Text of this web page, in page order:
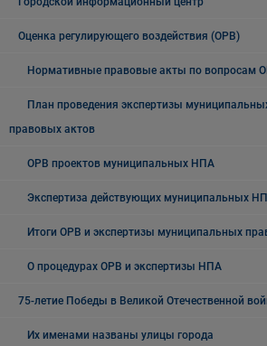
Оценка регулирующего воздействия (ОРВ)
Нормативные правовые акты по вопросам
План проведения экспертизы
правовых актов
ОРВ проектов муниципальных НПА
Экспертиза действующих муниципальных
Итоги ОРВ и экспертизы муниципальных
О процедурах ОРВ и экспертизы НПА
75-летие Победы в Великой Отечественной
Их именами названы улицы города